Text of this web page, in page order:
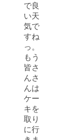
で良
い天
気で
すね
っ。
もう
皆さ
んさ
んは
ケー
キを
取り
に行